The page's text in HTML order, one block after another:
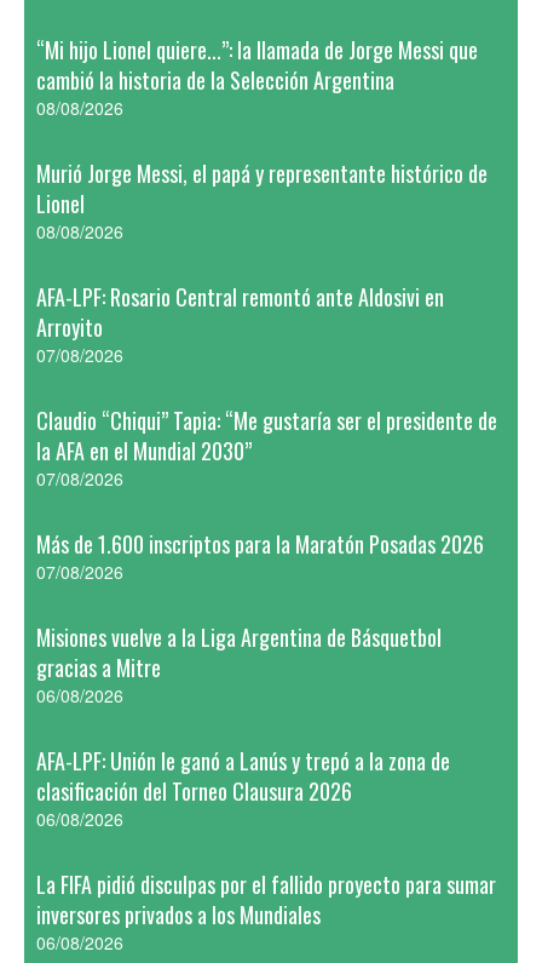
“Mi hijo Lionel quiere...”: la llamada de Jorge Messi que
cambió la historia de la Selección Argentina
08/08/2026
Murió Jorge Messi, el papá y representante histórico de
Lionel
08/08/2026
AFA-LPF: Rosario Central remontó ante Aldosivi en
Arroyito
07/08/2026
Claudio “Chiqui” Tapia: “Me gustaría ser el presidente de
la AFA en el Mundial 2030”
07/08/2026
Más de 1.600 inscriptos para la Maratón Posadas 2026
07/08/2026
Misiones vuelve a la Liga Argentina de Básquetbol
gracias a Mitre
06/08/2026
AFA-LPF: Unión le ganó a Lanús y trepó a la zona de
clasificación del Torneo Clausura 2026
06/08/2026
La FIFA pidió disculpas por el fallido proyecto para sumar
inversores privados a los Mundiales
06/08/2026